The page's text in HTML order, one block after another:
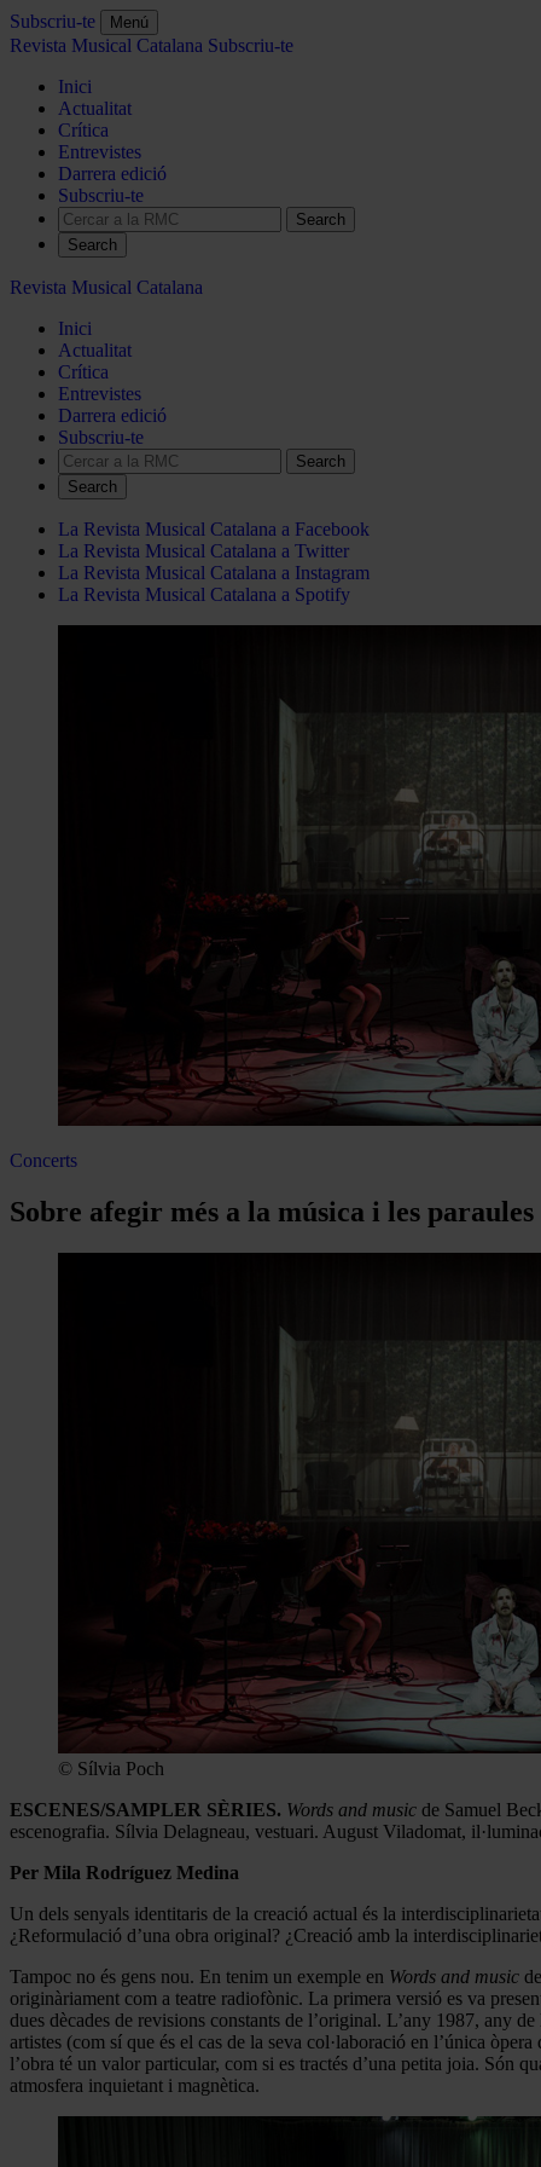
Subscriu-te Menú
Revista Musical Catalana Subscriu-te
Inici
Actualitat
Crítica
Entrevistes
Darrera edició
Subscriu-te
Search
Revista Musical Catalana
Inici
Actualitat
Crítica
Entrevistes
Darrera edició
Subscriu-te
Search
La Revista Musical Catalana a Facebook
La Revista Musical Catalana a Twitter
La Revista Musical Catalana a Instagram
La Revista Musical Catalana a Spotify
Concerts
Sobre afegir més a la música i les paraules
© Sílvia Poch
ESCENES/SAMPLER SÈRIES. Words and music de Samuel
escenografia. Sílvia Delagneau, vestuari. August Viladomat,
Per Mila Rodríguez Medina
Un dels senyals identitaris de la creació actual és la
¿Reformulació d’una obra original? ¿Creació amb la
Tampoc no és gens nou. En tenim un exemple en Words and music
originàriament com a teatre radiofònic. La primera versió es va
dues dècades de revisions constants de l’original. L’any 1987, any
artistes (com sí que és el cas de la seva col·laboració en l’única òpera
l’obra té un valor particular, com si es tractés d’una petita joia. Són
atmosfera inquietant i magnètica.